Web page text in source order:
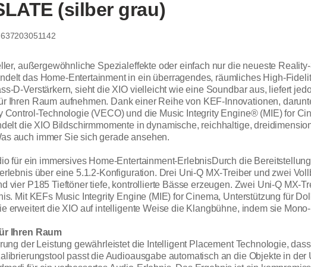
(silber grau)
außergewöhnliche Spezialeffekte oder einfach nur die neueste
das Home-Entertainment in ein überragendes, räumliches High-
D-Verstärkern, sieht die XIO vielleicht wie eine Soundbar aus, liefert
Ihren Raum aufnehmen. Dank einer Reihe von KEF-Innovationen,
Control-Technologie (VECO) und die Music Integrity Engine® (MIE) for
die XIO Bildschirmmomente in dynamische, reichhaltige,
auch immer Sie sich gerade ansehen.
für ein immersives Home-Entertainment-ErlebnisDurch die
über eine 5.1.2-Konfiguration. Drei Uni-Q MX-Treiber und zwei
vier P185 Tieftöner tiefe, kontrollierte Bässe erzeugen. Zwei Uni-Q MX-
Mit KEFs Music Integrity Engine (MIE) for Cinema, Unterstützung für
erweitert die XIO auf intelligente Weise die Klangbühne, indem sie
Ihren Raum
der Leistung gewährleistet die Intelligent Placement Technologie,
passt die Audioausgabe automatisch an die Objekte in